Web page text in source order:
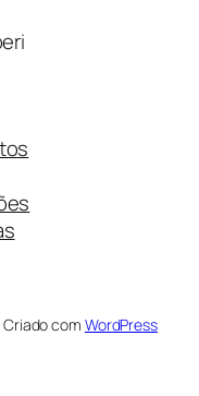
Criado com WordPress